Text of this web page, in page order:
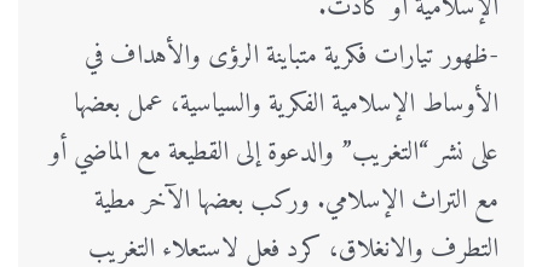
-ظهور تيارات فكرية متباينة الرؤى والأهداف في
الأوساط الإسلامية الفكرية والسياسية، عمل بعضها
على نشر “التغريب” والدعوة إلى القطيعة مع الماضي أو
مع التراث الإسلامي. وركب بعضها الآخر مطية
التطرف والانغلاق، كرد فعل لاستعلاء التغريب